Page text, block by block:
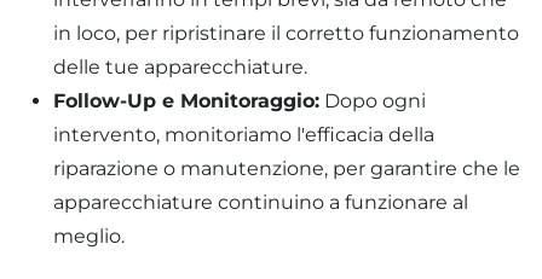
in loco, per ripristinare il corretto funzionamento
delle tue apparecchiature.
Follow-Up e Monitoraggio: Dopo ogni
intervento, monitoriamo l'efficacia della
riparazione o manutenzione, per garantire che le
apparecchiature continuino a funzionare al
meglio.